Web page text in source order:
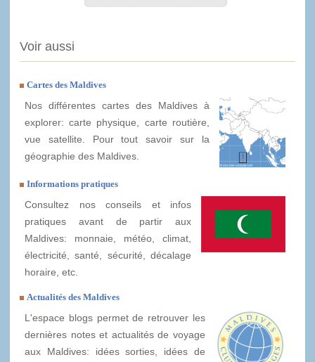
Voir aussi
Cartes des Maldives
Nos différentes cartes des Maldives à
explorer: carte physique, carte routière,
vue satellite. Pour tout savoir sur la
géographie des Maldives.
Informations pratiques
Consultez nos conseils et infos
pratiques avant de partir aux
Maldives: monnaie, météo, climat,
électricité, santé, sécurité, décalage
horaire, etc.
Actualités des Maldives
L'espace blogs permet de retrouver les
dernières notes et actualités de voyage
aux Maldives: idées sorties, idées de